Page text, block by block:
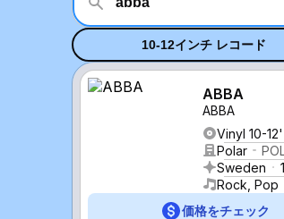
10-12インチ レコード
ABBA
ABBA
Vinyl 10-
Polar
Sweden
Rock, Pop
価格をチェック